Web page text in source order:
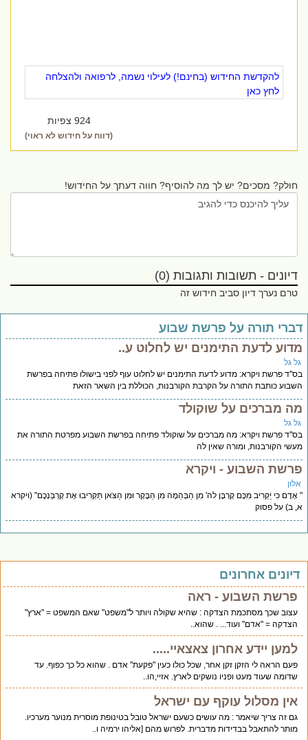
להקדשת החידוש (בחינם!) לעילוי נשמה, לרפואה ולהצלחה
לחץ כאן
924 צפיות
(דווח על חידוש לא ראוי)
חולק? מסכים? יש לך מה להוסיף? חווה דעתך על החידוש!
דיונים - תשובות ותגובות (0)
טרם נערך דיון סביב חידוש זה
תורה על פרשת שבוע
לדעת התימנים יש לחלוט ע..
גל
פרשת ויקרא: מדוע לדעת התימנים יש לחלוט עוף לפני בישולו פתיחה בפרשת
כותבת התורה על הקרבת הקורבנות, הכוללת בין השאר הזאת
מברכים על שוקולד
גל
פרשת ויקרא: מה מברכים על שוקולד פתיחה בפרשת השבוע מפרטת התורה את
הקורבנות, ומורה שאין לה
השבוע - ויקרא
כִּי יַקְרִיב מִכֶּם קָרְבָּן לה' מִן הַבְּהֵמָה מִן הַבָּקָר וּמִן הַצֹּאן תַּקְרִיבוּ אֶת קָרְבַּנְכֶם" (ויקרא
ב) על פסוק
אחרונים
פרשת השבוע - ראה
עצוב שכך מסתכמת הצדקה : שהיא שקולה ויותר ל"משפט" שאם המשפט = "ארץ"
הצדקה = "אדם" ועוד... . שהוא..
למען יידע אחרון צאצאיי.....
פעם הראה לי הזקן זקן אחר, שכל כולו כעין "פקעת" אדם . שהוא כל כך כפוף. עד
שדומה שעוד מעט ופניו נושקים לארץ. אזיי,הו..
אין מסלול עוקף עם ישראל
גם זה צריך שיאמר : מה עושים כשעם ישראל טובל בטינופת מוסרית מנוער מערכיו.
מותר להתאבל בבדידות מדברית. לפרוש מהם [אליהו ירמיה ו..